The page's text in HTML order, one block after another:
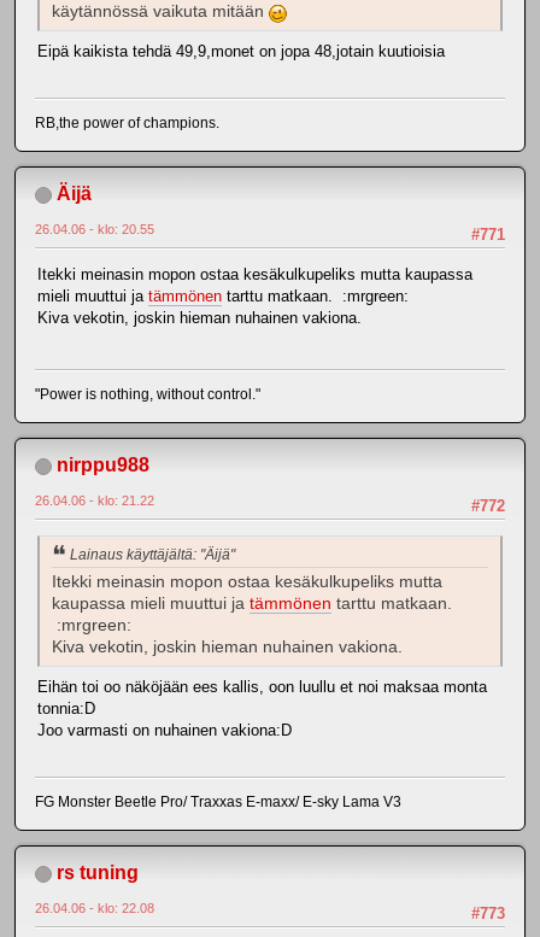
käytännössä vaikuta mitään
Eipä kaikista tehdä 49,9,monet on jopa 48,jotain kuutioisia
RB,the power of champions.
Äijä
#771
26.04.06 - klo: 20.55
Itekki meinasin mopon ostaa kesäkulkupeliks mutta kaupassa
mieli muuttui ja tämmönen tarttu matkaan. :mrgreen:
Kiva vekotin, joskin hieman nuhainen vakiona.
"Power is nothing, without control."
nirppu988
#772
26.04.06 - klo: 21.22
Lainaus käyttäjältä: "Äijä"
Itekki meinasin mopon ostaa kesäkulkupeliks mutta
kaupassa mieli muuttui ja tämmönen tarttu matkaan.
:mrgreen:
Kiva vekotin, joskin hieman nuhainen vakiona.
Eihän toi oo näköjään ees kallis, oon luullu et noi maksaa monta
tonnia:D
Joo varmasti on nuhainen vakiona:D
FG Monster Beetle Pro/ Traxxas E-maxx/ E-sky Lama V3
rs tuning
#773
26.04.06 - klo: 22.08